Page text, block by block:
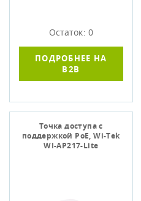
Остаток: 0
ПОДРОБНЕЕ НА
B2B
Точка доступа c
поддержкой PoE, Wi-Tek
WI-AP217-Lite